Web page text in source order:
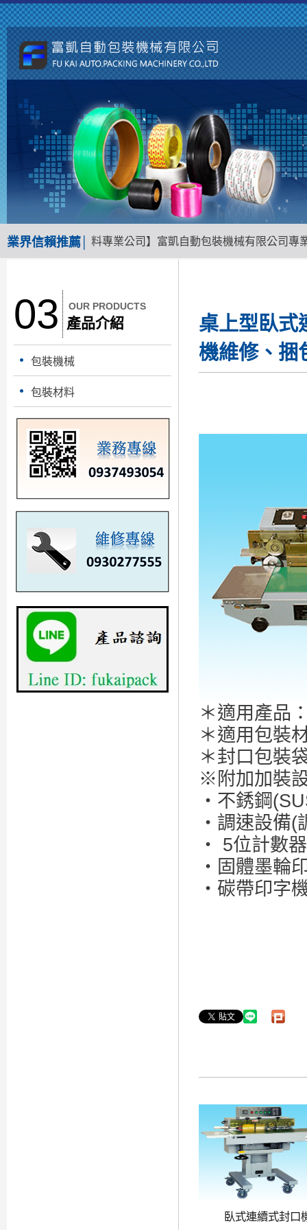
業界信賴推薦│
地區包裝機械材料專業公司】富凱自動包裝機械有限公司專
03 OUR PRODUCTS
產品介紹
包裝機械
包裝材料
桌上型臥式
機維修、捆
＊適用產品
＊適用包裝
＊封口包裝
※附加加裝
‧不銹鋼
‧調速設備(
‧ 5位計數
‧固體墨輪
‧碳帶印字
臥式連續式封口